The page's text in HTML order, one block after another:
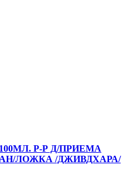
Р-Р Д/ПРИЕМА
ЛОЖКА /ДЖИВДХАРА/